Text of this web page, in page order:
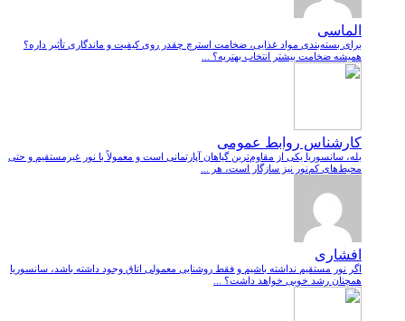
الماسی
برای بسته‌بندی مواد غذایی، ضخامت استرچ چقدر روی کیفیت و ماندگاری تأثیر داره؟
همیشه ضخامت بیشتر انتخاب بهتریه؟ ...
کارشناس روابط عمومی
بله، سانسوریا یکی از مقاوم‌ترین گیاهان آپارتمانی است و معمولاً با نور غیرمستقیم و حتی
محیط‌های کم‌نور نیز سازگار است، هر ...
افشاری
اگر نور مستقیم نداشته باشیم و فقط روشنایی معمولی اتاق وجود داشته باشد، سانسوریا
همچنان رشد خوبی خواهد داشت؟ ...